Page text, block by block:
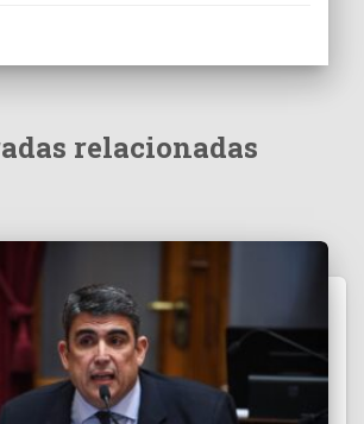
relacionadas